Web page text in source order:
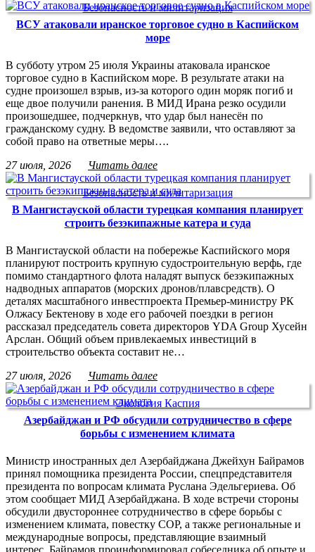
Безопасность и милитаризация
ВСУ атаковали иранское торговое судно в Каспийском
море
В субботу утром 25 июля Украины атаковала иранское
торговое судно в Каспийском море. В результате атаки на
судне произошел взрыв, из-за которого один моряк погиб и
еще двое получили ранения. В МИД Ирана резко осудили
произошедшее, подчеркнув, что удар был нанесён по
гражданскому судну. В ведомстве заявили, что оставляют за
собой право на ответные меры….
27 июля, 2026
Читать далее
Безопасность и милитаризация
В Мангистауской области турецкая компания планирует
строить безэкипажные катера и суда
В Мангистауской области на побережье Каспийского моря
планируют построить крупную судостроительную верфь, где
помимо стандартного флота наладят выпуск безэкипажных
надводных аппаратов (морских дронов/плавсредств). О
деталях масштабного инвестпроекта Премьер-министру РК
Олжасу Бектенову в ходе его рабочей поездки в регион
рассказал председатель совета директоров YDA Group Хусейн
Арслан. Общий объем привлекаемых инвестиций в
строительство объекта составит не…
27 июля, 2026
Читать далее
Экология Каспия
Азербайджан и РФ обсудили сотрудничество в сфере
борьбы с изменением климата
Министр иностранных дел Азербайджана Джейхун Байрамов
принял помощника президента России, спецпредставителя
президента по вопросам климата Руслана Эдельгериева. Об
этом сообщает МИД Азербайджана. В ходе встречи стороны
обсудили двустороннее сотрудничество в сфере борьбы с
изменением климата, повестку COP, а также региональные и
международные вопросы, представляющие взаимный